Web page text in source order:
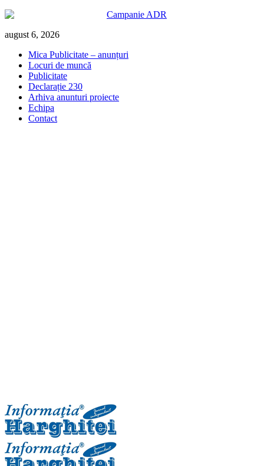
Skip
content
august 6, 2026
Mica Publicitate – anunțuri
Locuri de muncă
Publicitate
Declarație 230
Arhiva anunturi proiecte
Echipa
Contact
Primary
Menu